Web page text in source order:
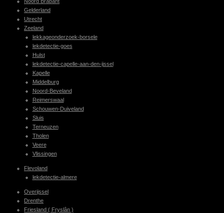
Gelderland
Utrecht
Zeeland
lekkageonderzoek-borsele
lekdetectie-goes
Hulst
lekdetectie-capelle-aan-den-ijssel
Kapelle
Middelburg
Noord-Beveland
Reimerswaal
Schouwen-Duiveland
Sluis
Terneuzen
Tholen
Veere
Vlissingen
Flevoland
lekdetectie-almere
Overijssel
Drenthe
Friesland ( Fryslân )